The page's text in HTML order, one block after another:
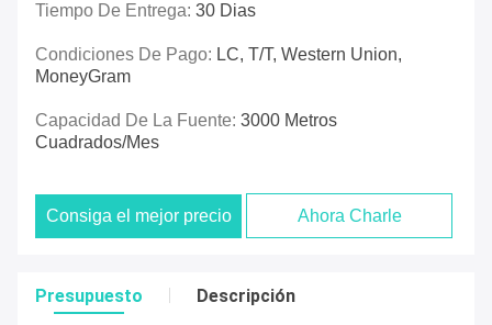
Tiempo De Entrega: 30 Dias
Condiciones De Pago: LC, T/T, Western Union,
MoneyGram
Capacidad De La Fuente: 3000 Metros
Cuadrados/mes
Consiga el mejor precio Ahora Charle
Presupuesto Descripción